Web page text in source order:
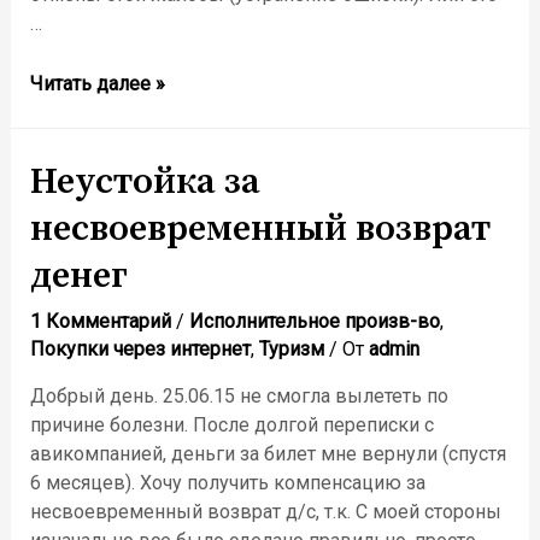
…
Отмена
Читать далее »
Неустойка за
несвоевременный возврат
денег
1 Комментарий / Исполнительное произв-во,
Покупки через интернет, Туризм/ От admin
Добрый день. 25.06.15 не смогла вылететь по
причине болезни. После долгой переписки с
авикомпанией, деньги за билет мне вернули (спустя
6 месяцев). Хочу получить компенсацию за
несвоевременный возврат д/с, т.к. С моей стороны